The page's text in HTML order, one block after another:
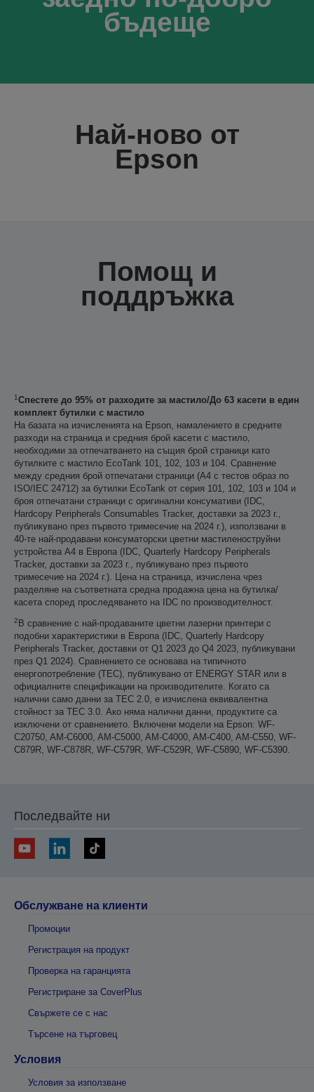
бъдеще
Най-ново от
Epson
Помощ и
поддръжка
1Спестете до 95% от разходите за мастило/До 63 касети в един
комплект бутилки с мастило
На базата на изчисленията на Epson, намалението в средните
разходи на страница и средния брой касети с мастило,
необходими за отпечатването на същия брой страници като
бутилките с мастило EcoTank 101, 102, 103 и 104. Сравнение
между средния брой отпечатани страници (A4 с тестов образ по
ISO/IEC 24712) за бутилки EcoTank от серия 101, 102, 103 и 104 и
броя отпечатани страници с оригинални консумативи (IDC,
Hardcopy Peripherals Consumables Tracker, доставки за 2023 г.,
публикувано през първото тримесечие на 2024 г.), използвани в
40-те най-продавани консуматорски цветни мастиленоструйни
устройства А4 в Европа (IDC, Quarterly Hardcopy Peripherals
Tracker, доставки за 2023 г., публикувано през първото
тримесечие на 2024 г.). Цена на страница, изчислена чрез
разделяне на съответната средна продажна цена на бутилка/
касета според проследяването на IDC по производителност.
2 В сравнение с най-продаваните цветни лазерни принтери с
подобни характеристики в Европа (IDC, Quarterly Hardcopy
Peripherals Tracker, доставки от Q1 2023 до Q4 2023, публикувани
през Q1 2024). Сравнението се основава на типичното
енергопотребление (TEC), публикувано от ENERGY STAR или в
официалните спецификации на производителите. Когато са
налични само данни за TEC 2.0, е изчислена еквивалентна
стойност за TEC 3.0. Ако няма налични данни, продуктите са
изключени от сравнението. Включени модели на Epson: WF-
C20750, AM-C6000, AM-C5000, AM-C4000, AM-C400, AM-C550, WF-
C879R, WF-C878R, WF-C579R, WF-C529R, WF-C5890, WF-C5390.
Последвайте ни
Обслужване на клиенти
Промоции
Регистрация на продукт
Проверка на гаранцията
Регистриране за CoverPlus
Свържете се с нас
Търсене на търговец
Условия
Условия за използване